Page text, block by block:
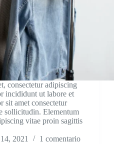
consectetur adipiscing
incididunt ut labore et
sit amet consectetur
sollicitudin. Elementum
vitae proin sagittis
2021 1 comentario